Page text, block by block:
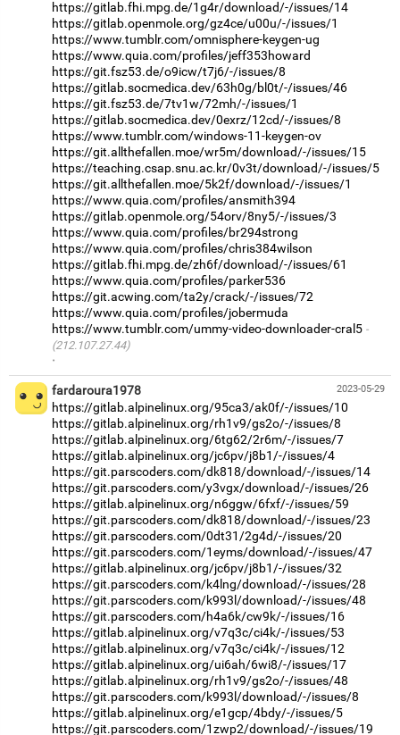
https://gitlab.fhi.mpg.de/1g4r/download/-/issues/14
https://gitlab.openmole.org/gz4ce/u00u/-/issues/1
https://www.tumblr.com/omnisphere-keygen-ug
https://www.quia.com/profiles/jeff353howard
https://git.fsz53.de/o9icw/t7j6/-/issues/8
https://gitlab.socmedica.dev/63h0g/bl0t/-/issues/46
https://git.fsz53.de/7tv1w/72mh/-/issues/1
https://gitlab.socmedica.dev/0exrz/12cd/-/issues/8
https://www.tumblr.com/windows-11-keygen-ov
https://git.allthefallen.moe/wr5m/download/-/issues/15
https://teaching.csap.snu.ac.kr/0v3t/download/-/issues/5
https://git.allthefallen.moe/5k2f/download/-/issues/1
https://www.quia.com/profiles/ansmith394
https://gitlab.openmole.org/54orv/8ny5/-/issues/3
https://www.quia.com/profiles/br294strong
https://www.quia.com/profiles/chris384wilson
https://gitlab.fhi.mpg.de/zh6f/download/-/issues/61
https://www.quia.com/profiles/parker536
https://git.acwing.com/ta2y/crack/-/issues/72
https://www.quia.com/profiles/jobermuda
https://www.tumblr.com/ummy-video-downloader-cral5
(212.107.27.44)
·
2023-05-29
fardaroura1978
https://gitlab.alpinelinux.org/95ca3/ak0f/-/issues/10
https://gitlab.alpinelinux.org/rh1v9/gs2o/-/issues/8
https://gitlab.alpinelinux.org/6tg62/2r6m/-/issues/7
https://gitlab.alpinelinux.org/jc6pv/j8b1/-/issues/4
https://git.parscoders.com/dk818/download/-/issues/14
https://git.parscoders.com/y3vgx/download/-/issues/26
https://gitlab.alpinelinux.org/n6ggw/6fxf/-/issues/59
https://git.parscoders.com/dk818/download/-/issues/23
https://git.parscoders.com/0dt31/2g4d/-/issues/20
https://git.parscoders.com/1eyms/download/-/issues/47
https://gitlab.alpinelinux.org/jc6pv/j8b1/-/issues/32
https://git.parscoders.com/k4lng/download/-/issues/28
https://git.parscoders.com/k993l/download/-/issues/48
https://git.parscoders.com/h4a6k/cw9k/-/issues/16
https://gitlab.alpinelinux.org/v7q3c/ci4k/-/issues/53
https://gitlab.alpinelinux.org/v7q3c/ci4k/-/issues/12
https://gitlab.alpinelinux.org/ui6ah/6wi8/-/issues/17
https://gitlab.alpinelinux.org/rh1v9/gs2o/-/issues/48
https://git.parscoders.com/k993l/download/-/issues/8
https://gitlab.alpinelinux.org/e1gcp/4bdy/-/issues/5
https://git.parscoders.com/1zwp2/download/-/issues/19